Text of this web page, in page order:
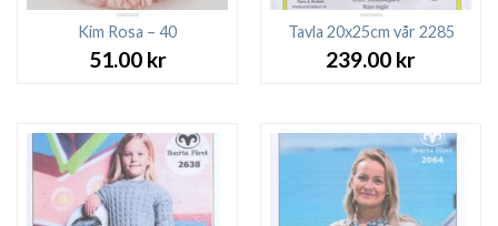
Kim Rosa – 40
51.00 kr
Tavla 20x25cm vår 2285
239.00 kr